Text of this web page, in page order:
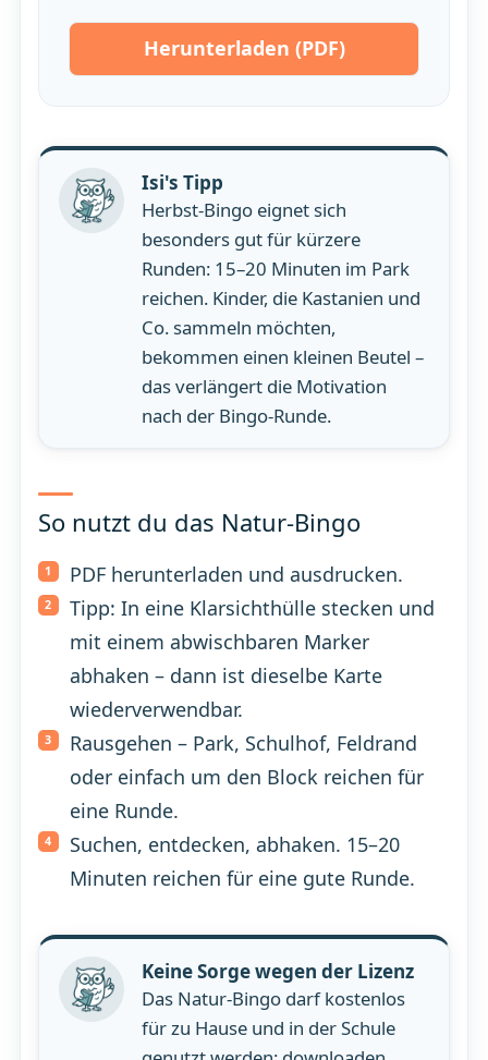
Herunterladen (PDF)
Isi's Tipp
Herbst-Bingo eignet sich
besonders gut für kürzere
Runden: 15–20 Minuten im Park
reichen. Kinder, die Kastanien und
Co. sammeln möchten,
bekommen einen kleinen Beutel –
das verlängert die Motivation
nach der Bingo-Runde.
So nutzt du das Natur-Bingo
PDF herunterladen und ausdrucken.
Tipp: In eine Klarsichthülle stecken und
mit einem abwischbaren Marker
abhaken – dann ist dieselbe Karte
wiederverwendbar.
Rausgehen – Park, Schulhof, Feldrand
oder einfach um den Block reichen für
eine Runde.
Suchen, entdecken, abhaken. 15–20
Minuten reichen für eine gute Runde.
Keine Sorge wegen der Lizenz
Das Natur-Bingo darf kostenlos
für zu Hause und in der Schule